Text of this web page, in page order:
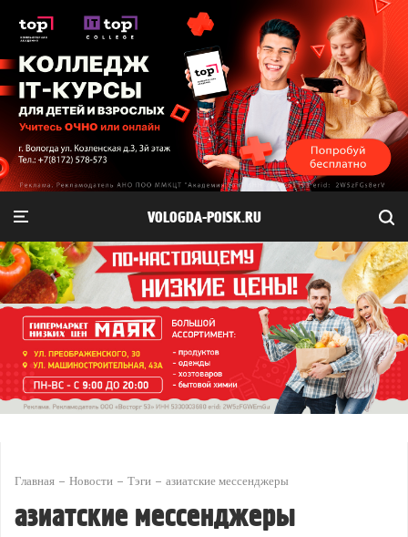
VOLOGDA-POISK.RU
Главная Новости Тэги азиатские мессенджеры
азиатские мессенджеры